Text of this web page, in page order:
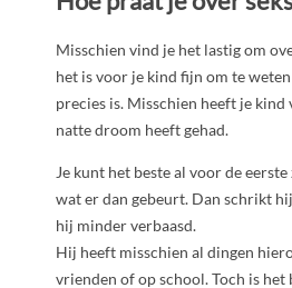
Misschien vind je het lastig om
het is voor je kind fijn om te
precies is. Misschien heeft je kind
natte droom heeft gehad.
Je kunt het beste al voor de
wat er dan gebeurt. Dan schrikt
hij minder verbaasd.
Hij heeft misschien al dingen
vrienden of op school. Toch is